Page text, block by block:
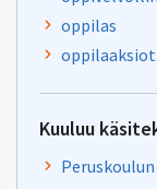
oppilas
Kuuluu